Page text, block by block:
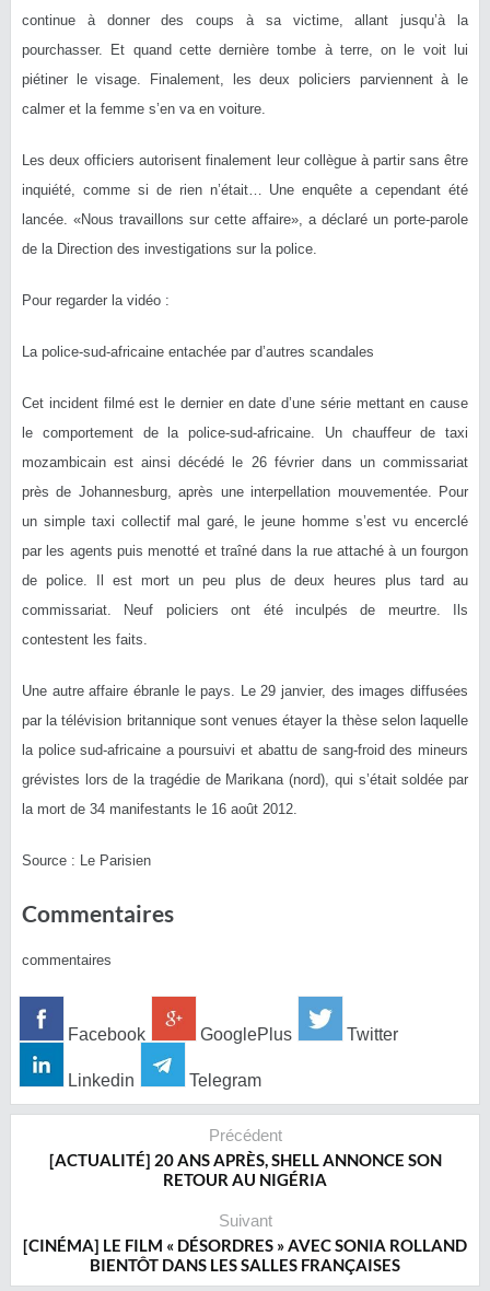
continue à donner des coups à sa victime, allant jusqu’à la
pourchasser. Et quand cette dernière tombe à terre, on le voit lui
piétiner le visage. Finalement, les deux policiers parviennent à le
calmer et la femme s’en va en voiture.
Les deux officiers autorisent finalement leur collègue à partir sans être
inquiété, comme si de rien n’était… Une enquête a cependant été
lancée. «Nous travaillons sur cette affaire», a déclaré un porte-parole
de la Direction des investigations sur la police.
Pour regarder la vidéo :
La police-sud-africaine entachée par d’autres scandales
Cet incident filmé est le dernier en date d’une série mettant en cause
le comportement de la police-sud-africaine. Un chauffeur de taxi
mozambicain est ainsi décédé le 26 février dans un commissariat
près de Johannesburg, après une interpellation mouvementée. Pour
un simple taxi collectif mal garé, le jeune homme s’est vu encerclé
par les agents puis menotté et traîné dans la rue attaché à un fourgon
de police. Il est mort un peu plus de deux heures plus tard au
commissariat. Neuf policiers ont été inculpés de meurtre. Ils
contestent les faits.
Une autre affaire ébranle le pays. Le 29 janvier, des images diffusées
par la télévision britannique sont venues étayer la thèse selon laquelle
la police sud-africaine a poursuivi et abattu de sang-froid des mineurs
grévistes lors de la tragédie de Marikana (nord), qui s’était soldée par
la mort de 34 manifestants le 16 août 2012.
Source : Le Parisien
Commentaires
commentaires
Facebook GooglePlus Twitter
Linkedin Telegram
Précédent
[ACTUALITÉ] 20 ANS APRÈS, SHELL ANNONCE SON
RETOUR AU NIGÉRIA
Suivant
[CINÉMA] LE FILM « DÉSORDRES » AVEC SONIA ROLLAND
BIENTÔT DANS LES SALLES FRANÇAISES